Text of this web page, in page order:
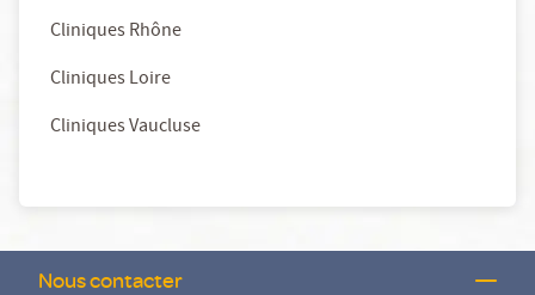
Cliniques Rhône
Cliniques Loire
Cliniques Vaucluse
Nous contacter